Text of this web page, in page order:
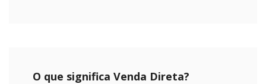
O que significa Venda Direta?